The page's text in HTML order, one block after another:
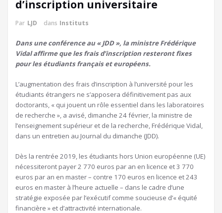
d’inscription universitaire
Par LJD dans Instituts
Dans une conférence au « JDD », la ministre Frédérique
Vidal affirme que les frais d’inscription resteront fixes
pour les étudiants français et européens.
L’augmentation des frais d’inscription à l’université pour les
étudiants étrangers ne s’apposera définitivement pas aux
doctorants, « qui jouent un rôle essentiel dans les laboratoires
de recherche », a avisé, dimanche 24 février, la ministre de
l’enseignement supérieur et de la recherche, Frédérique Vidal,
dans un entretien au Journal du dimanche (JDD).
Dès la rentrée 2019, les étudiants hors Union européenne (UE)
nécessiteront payer 2 770 euros par an en licence et 3 770
euros par an en master – contre 170 euros en licence et 243
euros en master à l’heure actuelle – dans le cadre d’une
stratégie exposée par l’exécutif comme soucieuse d’« équité
financière » et d’attractivité internationale.